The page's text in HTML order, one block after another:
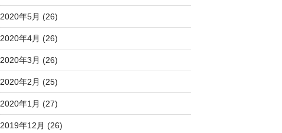
2020年5月 (26)
2020年4月 (26)
2020年3月 (26)
2020年2月 (25)
2020年1月 (27)
2019年12月 (26)